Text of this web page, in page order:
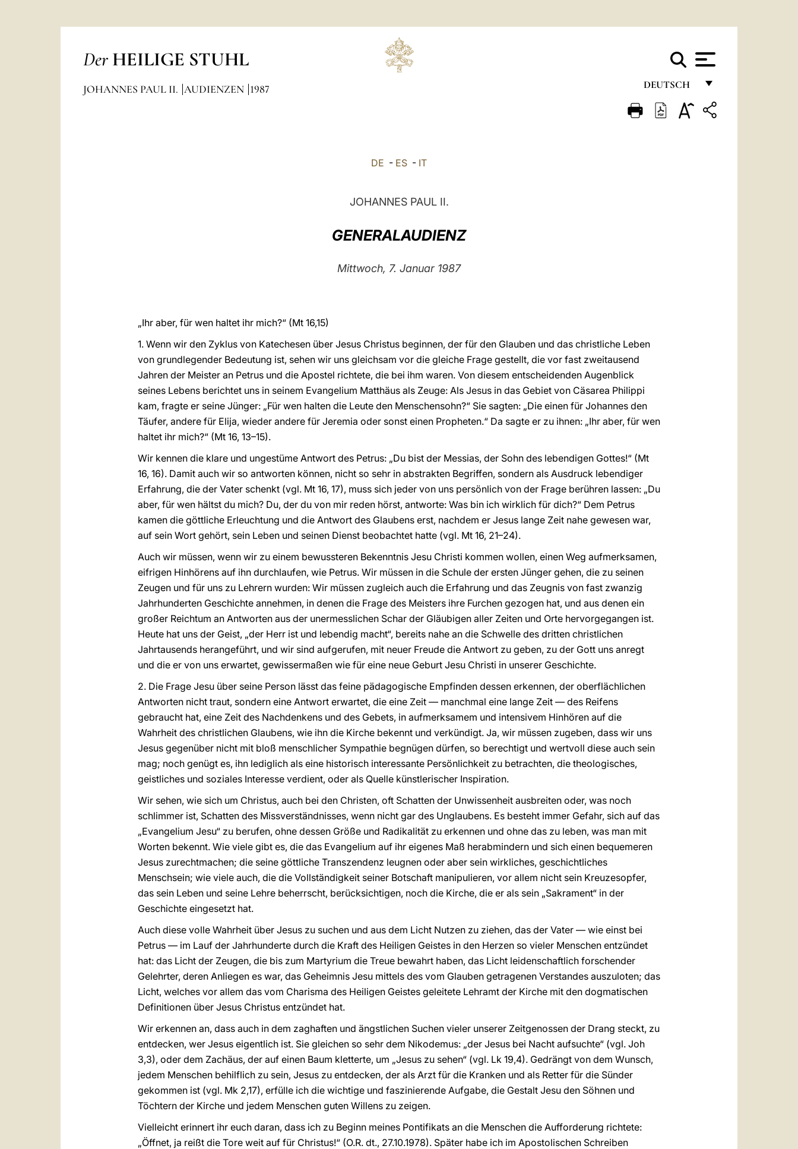
Der HEILIGE STUHL
DEUTSCH
FRANÇAIS
JOHANNES PAUL II. AUDIENZEN 1987
DE - ES - IT
JOHANNES PAUL II.
GENERALAUDIENZ
Mittwoch, 7. Januar 1987
„Ihr aber, für wen haltet ihr mich?“ (Mt 16,15)
1. Wenn wir den Zyklus von Katechesen über Jesus Christus beginnen, der für den Glauben und das christliche Leben
von grundlegender Bedeutung ist, sehen wir uns gleichsam vor die gleiche Frage gestellt, die vor fast zweitausend
Jahren der Meister an Petrus und die Apostel richtete, die bei ihm waren. Von diesem entscheidenden Augenblick
seines Lebens berichtet uns in seinem Evangelium Matthäus als Zeuge: Als Jesus in das Gebiet von Cäsarea Philippi
kam, fragte er seine Jünger: „Für wen halten die Leute den Menschensohn?“ Sie sagten: „Die einen für Johannes den
Täufer, andere für Elija, wieder andere für Jeremia oder sonst einen Propheten.“ Da sagte er zu ihnen: „Ihr aber, für wen
haltet ihr mich?“ (Mt 16, 13–15).
Wir kennen die klare und ungestüme Antwort des Petrus: „Du bist der Messias, der Sohn des lebendigen Gottes!“ (Mt
16, 16). Damit auch wir so antworten können, nicht so sehr in abstrakten Begriffen, sondern als Ausdruck lebendiger
Erfahrung, die der Vater schenkt (vgl. Mt 16, 17), muss sich jeder von uns persönlich von der Frage berühren lassen: „Du
aber, für wen hältst du mich? Du, der du von mir reden hörst, antworte: Was bin ich wirklich für dich?“ Dem Petrus
kamen die göttliche Erleuchtung und die Antwort des Glaubens erst, nachdem er Jesus lange Zeit nahe gewesen war,
auf sein Wort gehört, sein Leben und seinen Dienst beobachtet hatte (vgl. Mt 16, 21–24).
Auch wir müssen, wenn wir zu einem bewussteren Bekenntnis Jesu Christi kommen wollen, einen Weg aufmerksamen,
eifrigen Hinhörens auf ihn durchlaufen, wie Petrus. Wir müssen in die Schule der ersten Jünger gehen, die zu seinen
Zeugen und für uns zu Lehrern wurden: Wir müssen zugleich auch die Erfahrung und das Zeugnis von fast zwanzig
Jahrhunderten Geschichte annehmen, in denen die Frage des Meisters ihre Furchen gezogen hat, und aus denen ein
großer Reichtum an Antworten aus der unermesslichen Schar der Gläubigen aller Zeiten und Orte hervorgegangen ist.
Heute hat uns der Geist, „der Herr ist und lebendig macht“, bereits nahe an die Schwelle des dritten christlichen
Jahrtausends herangeführt, und wir sind aufgerufen, mit neuer Freude die Antwort zu geben, zu der Gott uns anregt
und die er von uns erwartet, gewissermaßen wie für eine neue Geburt Jesu Christi in unserer Geschichte.
2. Die Frage Jesu über seine Person lässt das feine pädagogische Empfinden dessen erkennen, der oberflächlichen
Antworten nicht traut, sondern eine Antwort erwartet, die eine Zeit — manchmal eine lange Zeit — des Reifens
gebraucht hat, eine Zeit des Nachdenkens und des Gebets, in aufmerksamem und intensivem Hinhören auf die
Wahrheit des christlichen Glaubens, wie ihn die Kirche bekennt und verkündigt. Ja, wir müssen zugeben, dass wir uns
Jesus gegenüber nicht mit bloß menschlicher Sympathie begnügen dürfen, so berechtigt und wertvoll diese auch sein
mag; noch genügt es, ihn lediglich als eine historisch interessante Persönlichkeit zu betrachten, die theologisches,
geistliches und soziales Interesse verdient, oder als Quelle künstlerischer Inspiration.
Wir sehen, wie sich um Christus, auch bei den Christen, oft Schatten der Unwissenheit ausbreiten oder, was noch
schlimmer ist, Schatten des Missverständnisses, wenn nicht gar des Unglaubens. Es besteht immer Gefahr, sich auf das
„Evangelium Jesu“ zu berufen, ohne dessen Größe und Radikalität zu erkennen und ohne das zu leben, was man mit
Worten bekennt. Wie viele gibt es, die das Evangelium auf ihr eigenes Maß herabmindern und sich einen bequemeren
Jesus zurechtmachen; die seine göttliche Transzendenz leugnen oder aber sein wirkliches, geschichtliches
Menschsein; wie viele auch, die die Vollständigkeit seiner Botschaft manipulieren, vor allem nicht sein Kreuzesopfer,
das sein Leben und seine Lehre beherrscht, berücksichtigen, noch die Kirche, die er als sein „Sakrament“ in der
Geschichte eingesetzt hat.
Auch diese volle Wahrheit über Jesus zu suchen und aus dem Licht Nutzen zu ziehen, das der Vater — wie einst bei
Petrus — im Lauf der Jahrhunderte durch die Kraft des Heiligen Geistes in den Herzen so vieler Menschen entzündet
hat: das Licht der Zeugen, die bis zum Martyrium die Treue bewahrt haben, das Licht leidenschaftlich forschender
Gelehrter, deren Anliegen es war, das Geheimnis Jesu mittels des vom Glauben getragenen Verstandes auszuloten; das
Licht, welches vor allem das vom Charisma des Heiligen Geistes geleitete Lehramt der Kirche mit den dogmatischen
Definitionen über Jesus Christus entzündet hat.
Wir erkennen an, dass auch in dem zaghaften und ängstlichen Suchen vieler unserer Zeitgenossen der Drang steckt, zu
entdecken, wer Jesus eigentlich ist. Sie gleichen so sehr dem Nikodemus: „der Jesus bei Nacht aufsuchte“ (vgl. Joh
3,3), oder dem Zachäus, der auf einen Baum kletterte, um „Jesus zu sehen“ (vgl. Lk 19,4). Gedrängt von dem Wunsch,
jedem Menschen behilflich zu sein, Jesus zu entdecken, der als Arzt für die Kranken und als Retter für die Sünder
gekommen ist (vgl. Mk 2,17), erfülle ich die wichtige und faszinierende Aufgabe, die Gestalt Jesu den Söhnen und
Töchtern der Kirche und jedem Menschen guten Willens zu zeigen.
Vielleicht erinnert ihr euch daran, dass ich zu Beginn meines Pontifikats an die Menschen die Aufforderung richtete:
„Öffnet, ja reißt die Tore weit auf für Christus!“ (O.R. dt., 27.10.1978). Später habe ich im Apostolischen Schreiben